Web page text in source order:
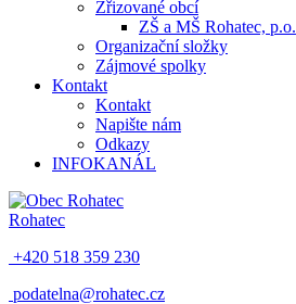
Zřizované obcí
ZŠ a MŠ Rohatec, p.o.
Organizační složky
Zájmové spolky
Kontakt
Kontakt
Napište nám
Odkazy
INFOKANÁL
Rohatec
+420 518 359 230
podatelna@rohatec.cz